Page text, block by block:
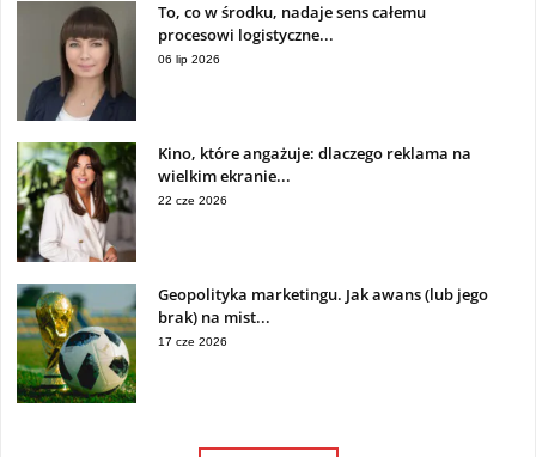
To, co w środku, nadaje sens całemu
procesowi logistyczne...
06 lip 2026
Kino, które angażuje: dlaczego reklama na
wielkim ekranie...
22 cze 2026
Geopolityka marketingu. Jak awans (lub jego
brak) na mist...
17 cze 2026